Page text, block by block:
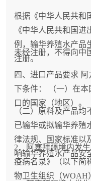
根据《中华人民共和
《中华人民共和国
例，输华养殖水产品
注册。
未经注册，不得向中
四、进口产品要求
下条件： （一）在
口的国家（地区）。
（二）原料及产品
已输华或拟输华养殖
律法规、国家标准以
响输华养殖水产品安
2．阿塞拜疆境内发
疫病名录》（以下简
物卫生组织（WOAH